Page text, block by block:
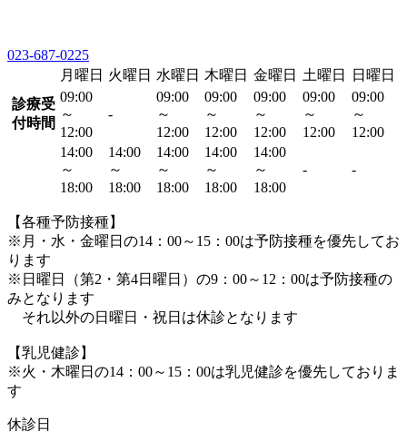
023-687-0225
月曜日 火曜日 水曜日 木曜日 金曜日 土曜日
日曜日
診療受
付時間
09:00
～
12:00
-
09:00
～
12:00
09:00
～
12:00
09:00
～
12:00
09:00
～
12:00
09:00
～
12:00
14:00
～
18:00
14:00
～
18:00
14:00
～
18:00
14:00
～
18:00
14:00
～
18:00
- -
【各種予防接種】
※月・水・金曜日の14：00～15：00は予防接種を優先してお
ります
※日曜日（第2・第4日曜日）の9：00～12：00は予防接種の
みとなります
それ以外の日曜日・祝日は休診となります
【乳児健診】
※火・木曜日の14：00～15：00は乳児健診を優先しておりま
す
休診日